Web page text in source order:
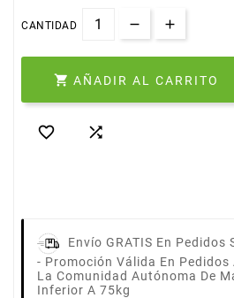
CANTIDAD
 AÑADIR AL CARRITO
 
Envío GRATIS En Pedidos
- Promoción Válida En Pedidos
La Comunidad Autónoma De
Inferior A 75kg